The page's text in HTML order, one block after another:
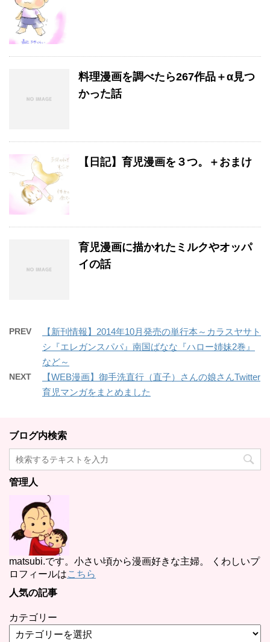
料理漫画を調べたら267作品＋α見つ
かった話
【日記】育児漫画を３つ。＋おまけ
育児漫画に描かれたミルクやオッパ
イの話
PREV
【新刊情報】2014年10月発売の単行本～カラスヤサト
シ『エレガンスパパ』南国ばなな『ハロー姉妹2巻』
など～
NEXT
【WEB漫画】御手洗直行（直子）さんの娘さんTwitter
育児マンガをまとめました
ブログ内検索
管理人
matsubi.です。小さい頃から漫画好きな主婦。 くわしいプ
ロフィールはこちら
人気の記事
カテゴリー